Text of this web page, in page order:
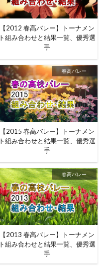
【2012 春高バレー】トーナメン
ト組み合わせと結果一覧、優秀選
手
春高バレー
【2015 春高バレー】トーナメン
ト組み合わせと結果一覧、優秀選
手
春高バレー
【2013 春高バレー】トーナメン
ト組み合わせと結果一覧、優秀選
手